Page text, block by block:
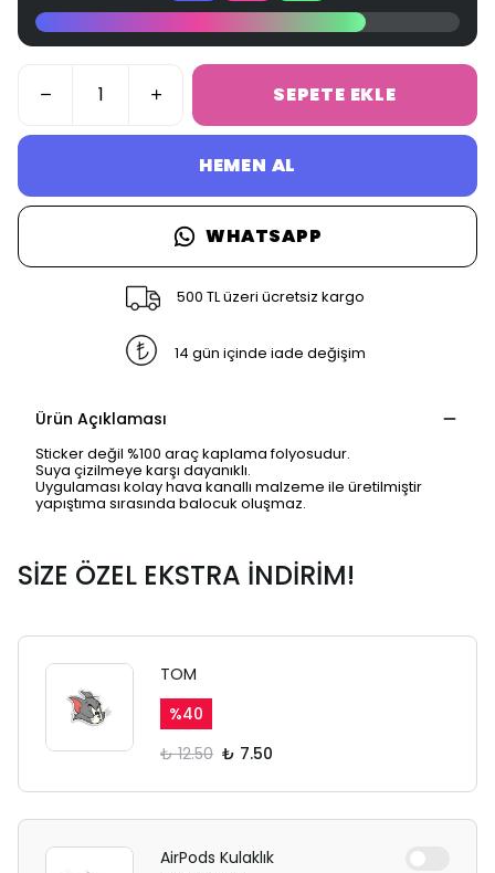
SEPETE EKLE
HEMEN AL
WHATSAPP
500 TL üzeri ücretsiz kargo
14 gün içinde iade değişim
Ürün Açıklaması
Sticker değil %100 araç kaplama folyosudur.
Suya çizilmeye karşı dayanıklı.
Uygulaması kolay hava kanallı malzeme ile üretilmiştir
yapıştıma sırasında balocuk oluşmaz.
SİZE ÖZEL EKSTRA İNDİRİM!
TOM
%40
₺ 12.50 ₺ 7.50
AirPods Kulaklık